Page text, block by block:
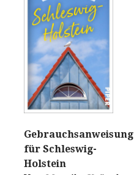
Gebrauchsanweisung
für Schleswig-
Holstein